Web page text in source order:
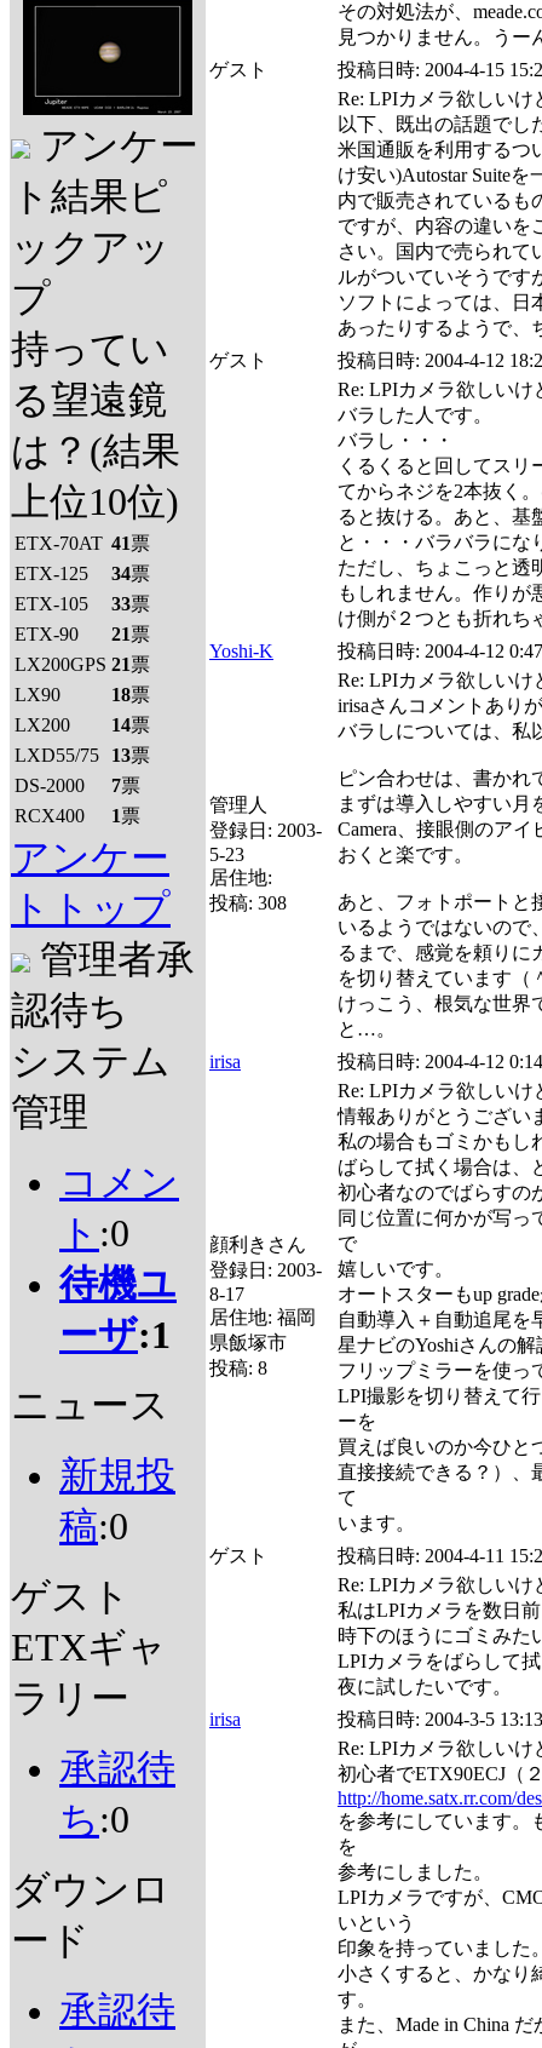
アンケー
ト結果ピ
ックアッ
プ
持ってい
る望遠鏡
は？(結果
上位10位)
ETX-70AT 41票
ETX-125
34票
ETX-105
33票
ETX-90
21票
LX200GPS 21票
LX90
18票
LX200
14票
LXD55/75
13票
DS-2000
7票
RCX400
1票
アンケー
トトップ
管理者承
認待ち
システム
管理
コメン
ト :0
待機ユ
ーザ:1
ニュース
新規投
稿:0
ゲスト
ETXギャ
ラリー
承認待
ち :0
ダウンロ
ード
承認待
その対処法が、
見つかりません。うー
ゲスト
投稿日時: 2004-4-15
Re: LPIカメラ欲しいけ
以下、既出の話題でし
米国通販を利用するつ
け安い)Autostar Suite
内で販売されているも
ですが、内容の違いを
さい。国内で売られて
ルがついていそうです
ソフトによっては、日
あったりするようで、
ゲスト
投稿日時: 2004-4-12
Re: LPIカメラ欲しいけ
バラした人です。
バラし・・・
くるくると回してスリ
てからネジを2本抜く
ると抜ける。あと、基
と・・・バラバラにな
ただし、ちょこっと透
もしれません。作りが
け側が２つとも折れち
Yoshi-K
投稿日時: 2004-4-12 0:47
管理人
登録日: 2003-
5-23
居住地:
投稿: 308
Re: LPIカメラ欲しいけ
irisaさんコメントあり
バラしについては、
ピン合わせは、書かれ
まずは導入しやすい月
Camera、接眼側のア
おくと楽です。
あと、フォトポートと
いるようではないので
るまで、感覚を頼りに
を切り替えています（
けっこう、根気な世界
と…。
irisa
投稿日時: 2004-4-12 0:14
顔利きさん
登録日: 2003-
8-17
居住地: 福岡
県飯塚市
投稿: 8
Re: LPIカメラ欲しいけ
情報ありがとうござい
私の場合もゴミかもし
ばらして拭く場合は、
初心者なのでばらすの
同じ位置に何かが写っ
で
嬉しいです。
オートスターもup
自動導入＋自動追尾を
星ナビのYoshiさんの
フリップミラーを使っ
LPI撮影を切り替えて
ーを
買えば良いのか今ひと
直接接続できる？）、
て
います。
ゲスト
投稿日時: 2004-4-11
Re: LPIカメラ欲しいけ
私はLPIカメラを数日
時下のほうにゴミみた
LPIカメラをばらして
夜に試したいです。
irisa
投稿日時: 2004-3-5 13:13
Re: LPIカメラ欲しいけ
初心者でETX90ECJ（
http://home.satx.rr.com/
を参考にしています。
を
参考にしました。
LPIカメラですが、
いという
印象を持っていました
小さくすると、かなり
す。
また、Made in China